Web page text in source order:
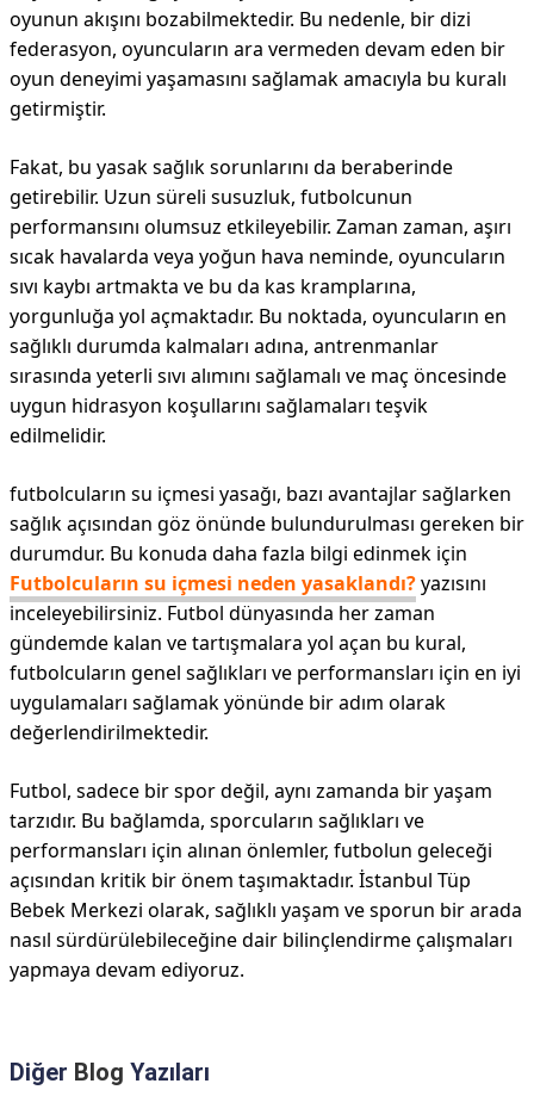
oyunun akışını bozabilmektedir. Bu nedenle, bir dizi
federasyon, oyuncuların ara vermeden devam eden bir
oyun deneyimi yaşamasını sağlamak amacıyla bu kuralı
getirmiştir.
Fakat, bu yasak sağlık sorunlarını da beraberinde
getirebilir. Uzun süreli susuzluk, futbolcunun
performansını olumsuz etkileyebilir. Zaman zaman, aşırı
sıcak havalarda veya yoğun hava neminde, oyuncuların
sıvı kaybı artmakta ve bu da kas kramplarına,
yorgunluğa yol açmaktadır. Bu noktada, oyuncuların en
sağlıklı durumda kalmaları adına, antrenmanlar
sırasında yeterli sıvı alımını sağlamalı ve maç öncesinde
uygun hidrasyon koşullarını sağlamaları teşvik
edilmelidir.
futbolcuların su içmesi yasağı, bazı avantajlar sağlarken
sağlık açısından göz önünde bulundurulması gereken bir
durumdur. Bu konuda daha fazla bilgi edinmek için
Futbolcuların su içmesi neden yasaklandı?yazısını
inceleyebilirsiniz. Futbol dünyasında her zaman
gündemde kalan ve tartışmalara yol açan bu kural,
futbolcuların genel sağlıkları ve performansları için en iyi
uygulamaları sağlamak yönünde bir adım olarak
değerlendirilmektedir.
Futbol, sadece bir spor değil, aynı zamanda bir yaşam
tarzıdır. Bu bağlamda, sporcuların sağlıkları ve
performansları için alınan önlemler, futbolun geleceği
açısından kritik bir önem taşımaktadır. İstanbul Tüp
Bebek Merkezi olarak, sağlıklı yaşam ve sporun bir arada
nasıl sürdürülebileceğine dair bilinçlendirme çalışmaları
yapmaya devam ediyoruz.
Diğer Blog Yazıları